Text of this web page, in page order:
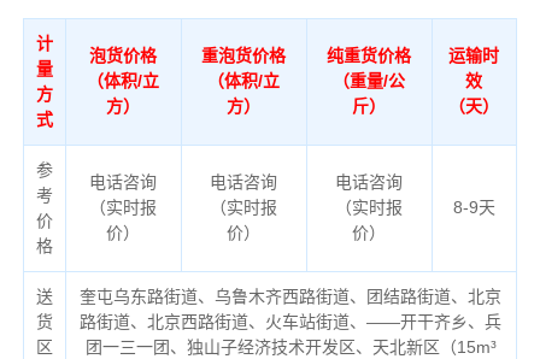
计
量
方
式
泡货价格
（体积/立
方）
重泡货价格
（体积/立
方）
纯重货价格
（重量/公
斤）
运输时
效
（天）
参
考
价
格
电话咨询
（实时报
价）
电话咨询
（实时报
价）
电话咨询
（实时报
价）
8-9天
送
货
区
奎屯乌东路街道、乌鲁木齐西路街道、团结路街道、北京
路街道、北京西路街道、火车站街道、——开干齐乡、兵
团一三一团、独山子经济技术开发区、天北新区（15m³